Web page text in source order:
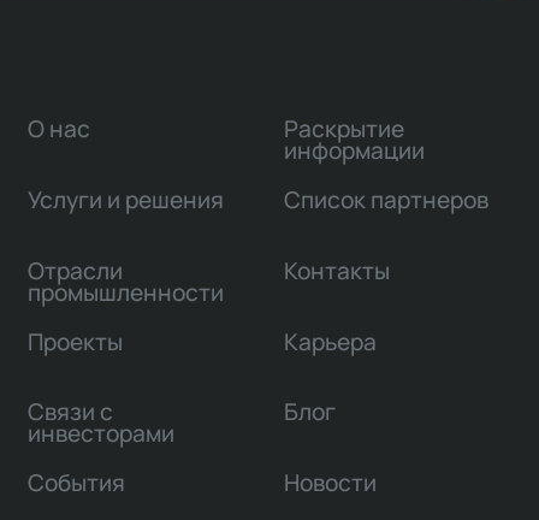
О нас
Услуги и решения
Отрасли
промышленности
Проекты
Связи с
инвесторами
Раскрытие
информации
Список партнеров
Контакты
Карьера
Блог
События Новости